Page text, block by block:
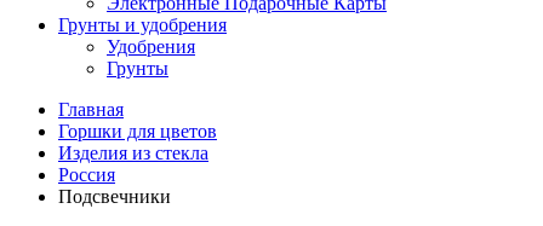
Грунты и удобрения
Удобрения
Грунты
Главная
Горшки для цветов
Изделия из стекла
Россия
Подсвечники